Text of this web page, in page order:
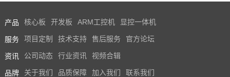
产品 核心板 开发板 ARM工控机 显控一体机
服务 项目定制 技术支持 售后服务 官方论坛
资讯 公司动态 行业资讯 视频合辑
品牌 关于我们 品质保障 加入我们 联系我们